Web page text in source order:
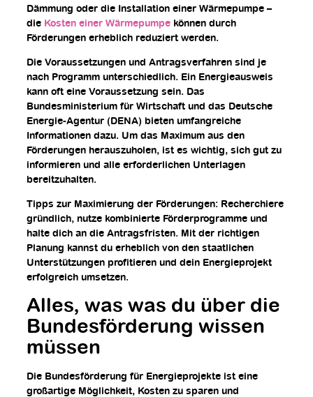
Dämmung oder die Installation einer Wärmepumpe –
die Kosten einer Wärmepumpe können durch
Förderungen erheblich reduziert werden.
Die Voraussetzungen und Antragsverfahren sind je
nach Programm unterschiedlich. Ein Energieausweis
kann oft eine Voraussetzung sein. Das
Bundesministerium für Wirtschaft und das Deutsche
Energie-Agentur (DENA) bieten umfangreiche
Informationen dazu. Um das Maximum aus den
Förderungen herauszuholen, ist es wichtig, sich gut zu
informieren und alle erforderlichen Unterlagen
bereitzuhalten.
Tipps zur Maximierung der Förderungen: Recherchiere
gründlich, nutze kombinierte Förderprogramme und
halte dich an die Antragsfristen. Mit der richtigen
Planung kannst du erheblich von den staatlichen
Unterstützungen profitieren und dein Energieprojekt
erfolgreich umsetzen.
Alles, was was du über die
Bundesförderung wissen
müssen
Die Bundesförderung für Energieprojekte ist eine
großartige Möglichkeit, Kosten zu sparen und